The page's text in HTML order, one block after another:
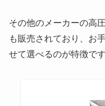
その他のメーカーの高
も販売されており、お
せて選べるのが特徴です